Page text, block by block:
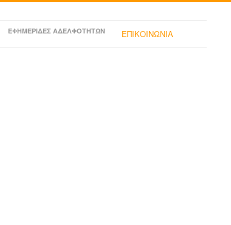
ΕΦΗΜΕΡΙΔΕΣ ΑΔΕΛΦΟΤΗΤΩΝ ΕΠΙΚΟΙΝΩΝΙΑ